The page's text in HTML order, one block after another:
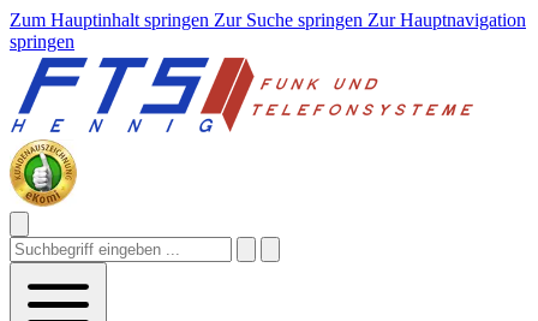
Zum Hauptinhalt springen Zur Suche springen Zur Hauptnavigation
springen